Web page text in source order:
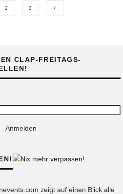
2 3
CLAP-FREITAGS-
Anmelden
zeigt auf einen Blick alle